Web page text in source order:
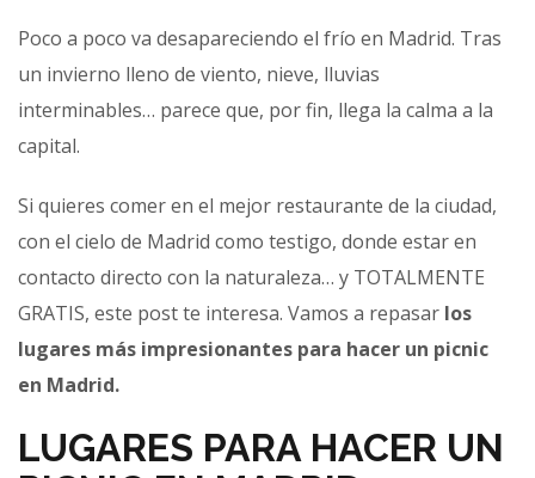
Poco a poco va desapareciendo el frío en Madrid. Tras
un invierno lleno de viento, nieve, lluvias
interminables… parece que, por fin, llega la calma a la
capital.
Si quieres comer en el mejor restaurante de la ciudad,
con el cielo de Madrid como testigo, donde estar en
contacto directo con la naturaleza… y TOTALMENTE
GRATIS, este post te interesa. Vamos a repasar los
lugares más impresionantes para hacer un picnic
en Madrid.
LUGARES PARA HACER UN